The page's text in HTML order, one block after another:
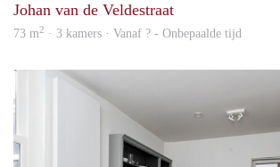
Johan van de Veldestraat
73 m2 · 3 kamers · Vanaf ? - Onbepaalde tijd